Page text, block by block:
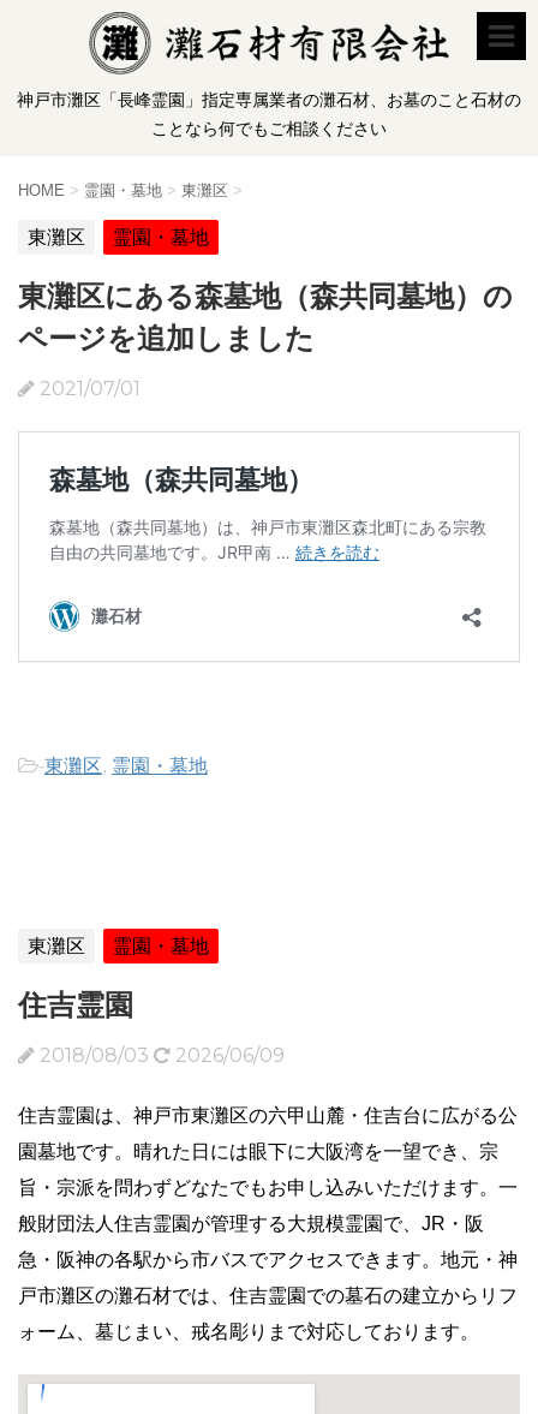
神戸市灘区「長峰霊園」指定専属業者の灘石材、お墓のこと石材の
ことなら何でもご相談ください
HOME > 霊園・墓地 > 東灘区 >
東灘区 霊園・墓地
東灘区にある森墓地（森共同墓地）の
ページを追加しました
2021/07/01
-東灘区, 霊園・墓地
東灘区 霊園・墓地
住吉霊園
2018/08/03 2026/06/09
住吉霊園は、神戸市東灘区の六甲山麓・住吉台に広がる公
園墓地です。晴れた日には眼下に大阪湾を一望でき、宗
旨・宗派を問わずどなたでもお申し込みいただけます。一
般財団法人住吉霊園が管理する大規模霊園で、JR・阪
急・阪神の各駅から市バスでアクセスできます。地元・神
戸市灘区の灘石材では、住吉霊園での墓石の建立からリフ
ォーム、墓じまい、戒名彫りまで対応しております。